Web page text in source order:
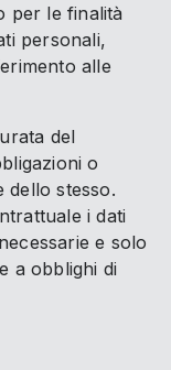
per le finalità
personali,
alle
del
o
dello stesso.
i dati
e solo
a obblighi di